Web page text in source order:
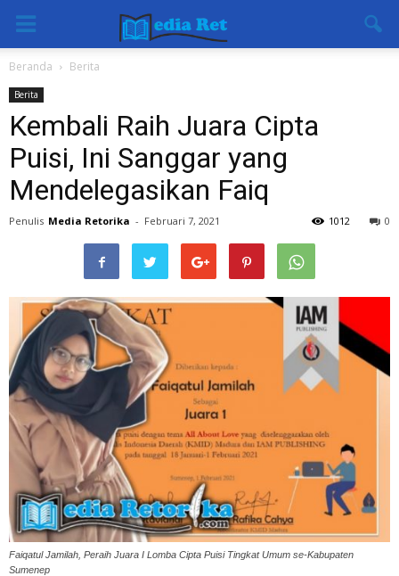
Beranda Berita
Berita
Kembali Raih Juara Cipta
Puisi, Ini Sanggar yang
Mendelegasikan Faiq
Penulis Media Retorika - Februari 7, 2021 0
1012
Faiqatul Jamilah, Peraih Juara I Lomba Cipta Puisi Tingkat Umum se-Kabupaten
Sumenep